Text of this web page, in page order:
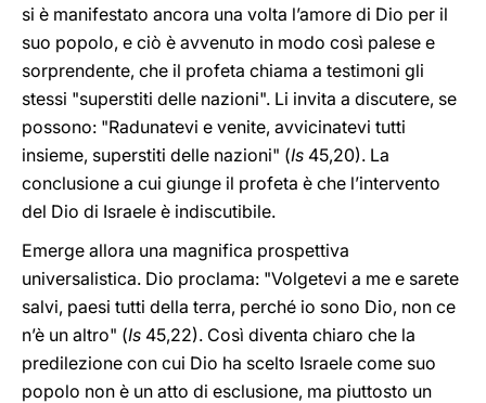
si è manifestato ancora una volta l’amore di Dio per il
suo popolo, e ciò è avvenuto in modo così palese e
sorprendente, che il profeta chiama a testimoni gli
stessi "superstiti delle nazioni". Li invita a discutere, se
possono: "Radunatevi e venite, avvicinatevi tutti
insieme, superstiti delle nazioni" (Is 45,20). La
conclusione a cui giunge il profeta è che l’intervento
del Dio di Israele è indiscutibile.
Emerge allora una magnifica prospettiva
universalistica. Dio proclama: "Volgetevi a me e sarete
salvi, paesi tutti della terra, perché io sono Dio, non ce
n’è un altro" (Is 45,22). Così diventa chiaro che la
predilezione con cui Dio ha scelto Israele come suo
popolo non è un atto di esclusione, ma piuttosto un